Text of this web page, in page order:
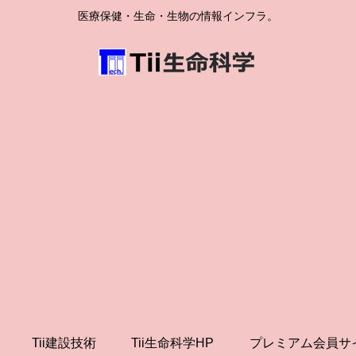
医療保健・生命・生物の情報インフラ。
Tii建設技術 Tii生命科学HP プレミアム会員サ